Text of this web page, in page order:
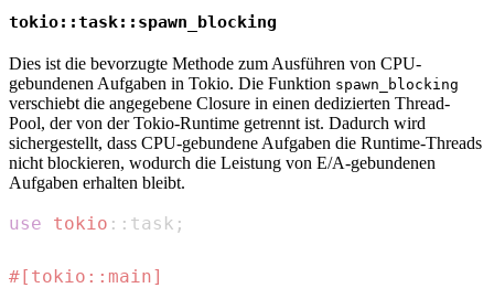
tokio::task::spawn_blocking
Dies ist die bevorzugte Methode zum Ausführen von CPU-
gebundenen Aufgaben in Tokio. Die Funktion spawn_blocking
verschiebt die angegebene Closure in einen dedizierten Thread-
Pool, der von der Tokio-Runtime getrennt ist. Dadurch wird
sichergestellt, dass CPU-gebundene Aufgaben die Runtime-Threads
nicht blockieren, wodurch die Leistung von E/A-gebundenen
Aufgaben erhalten bleibt.
use tokio :: task ;
#[tokio::main]